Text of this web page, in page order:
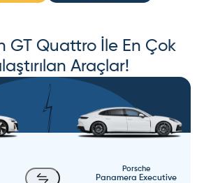
GT Quattroİle En Çok
Araçlar!
Porsche
Panamera Executive